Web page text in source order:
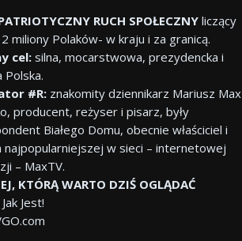
RUCH SPOŁECZNYliczący
miliony Polaków- w kraju i za granicą.
cel: silna, mocarstwowa, prezydencka i
Polska.
#R: znakomity dziennikarz Mariusz Max
producent, reżyser i pisarz, były
Białego Domu, obecnie właściciel i
najpopularniejszej w sieci – internetowej
– MaxTV.
KTÓRĄ WARTO DZIŚ OGLĄDAĆ
Jest!